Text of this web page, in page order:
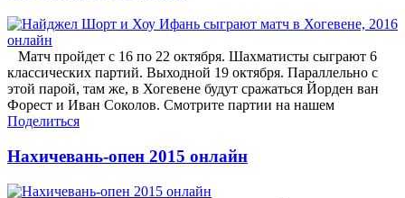
Матч пройдет с 16 по 22 октября. Шахматисты сыграют 6
классических партий. Выходной 19 октября. Параллельно с
этой парой, там же, в Хогевене будут сражаться Йорден ван
Форест и Иван Соколов. Смотрите партии на нашем
Поделиться
Нахичевань-опен 2015 онлайн